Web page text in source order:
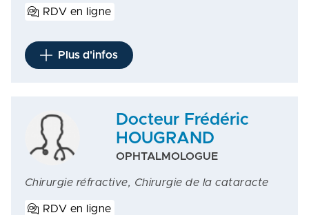
RDV en ligne
Plus d'infos
Docteur Frédéric
HOUGRAND
OPHTALMOLOGUE
Chirurgie réfractive, Chirurgie de la cataracte
RDV en ligne